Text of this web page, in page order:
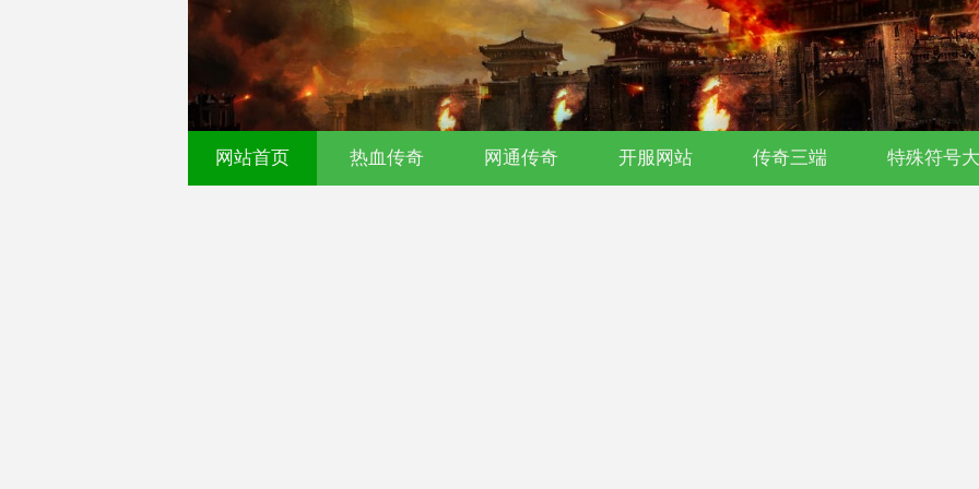
传奇发布网｜今日新开0氪传奇｜176复古｜单职业｜散人首选
网站首页 热血传奇 网通传奇 开服网站 传奇三端 特殊符号